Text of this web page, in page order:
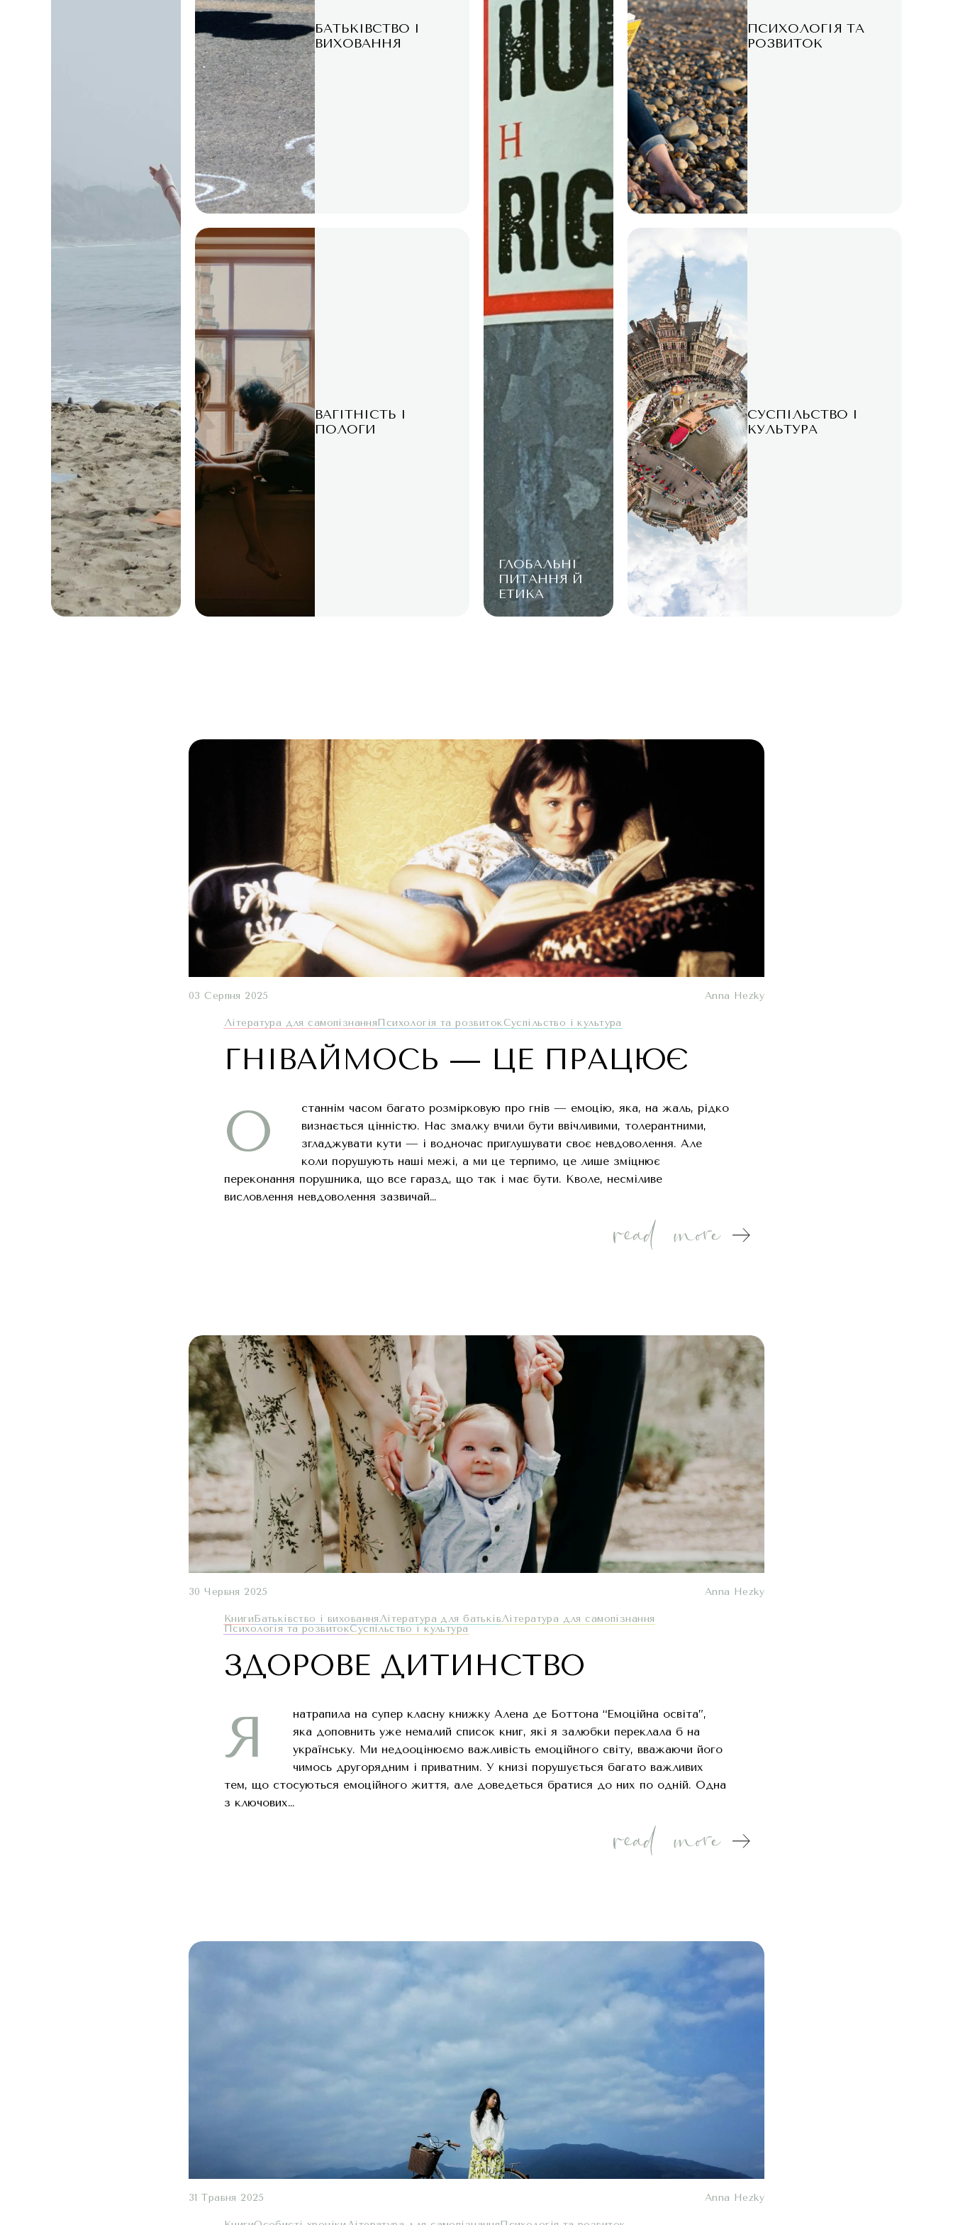
БАТЬКІВСТВО І
ВИХОВАННЯ
ВАГІТНІСТЬ І
ПОЛОГИ
ПСИХОЛОГІЯ ТА
РОЗВИТОК
СУСПІЛЬСТВО І
КУЛЬТУРА
ГЛОБАЛЬНІ
ПИТАННЯ Й
ЕТИКА
03 Серпня 2025 Anna Hezky
Література для самопізнанняПсихологія та розвитокСуспільство і культура
ГНІВАЙМОСЬ — ЦЕ ПРАЦЮЄ
О
станнім часом багато розмірковую про гнів — емоцію, яка, на жаль, рідко
визнається цінністю. Нас змалку вчили бути ввічливими, толерантними,
згладжувати кути — і водночас приглушувати своє невдоволення. Але
коли порушують наші межі, а ми це терпимо, це лише зміцнює
переконання порушника, що все гаразд, що так і має бути. Кволе, несміливе
висловлення невдоволення зазвичай…
30 Червня 2025 Anna Hezky
КнигиБатьківство і вихованняЛітература для батьківЛітература для самопізнання
Психологія та розвитокСуспільство і культура
ЗДОРОВЕ ДИТИНСТВО
Я
натрапила на супер класну книжку Алена де Боттона “Емоційна освіта”,
яка доповнить уже немалий список книг, які я залюбки переклала б на
українську. Ми недооцінюємо важливість емоційного світу, вважаючи його
чимось другорядним і приватним. У книзі порушується багато важливих
тем, що стосуються емоційного життя, але доведеться братися до них по одній. Одна
з ключових…
31 Травня 2025 Anna Hezky